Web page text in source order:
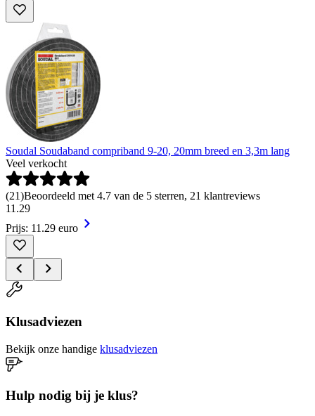
Soudal Soudaband compriband 9-20, 20mm breed en 3,3m lang
Veel verkocht
(21)Beoordeeld met 4.7 van de 5 sterren, 21 klantreviews
11 .29
Prijs: 11.29 euro
Klusadviezen
Bekijk onze handige klusadviezen
Hulp nodig bij je klus?